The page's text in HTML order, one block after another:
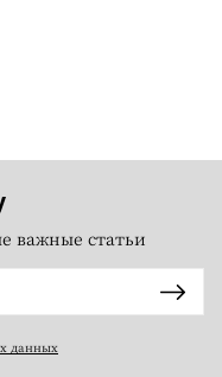
важные статьи
данных